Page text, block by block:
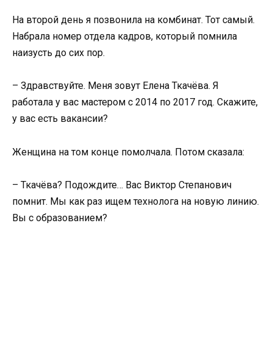
На второй день я позвонила на комбинат. Тот самый.
Набрала номер отдела кадров, который помнила
наизусть до сих пор.
– Здравствуйте. Меня зовут Елена Ткачёва. Я
работала у вас мастером с 2014 по 2017 год. Скажите,
у вас есть вакансии?
Женщина на том конце помолчала. Потом сказала:
– Ткачёва? Подождите… Вас Виктор Степанович
помнит. Мы как раз ищем технолога на новую линию.
Вы с образованием?